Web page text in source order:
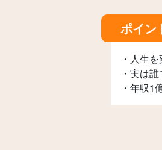
ポイン
・人生
・実は
・年収1